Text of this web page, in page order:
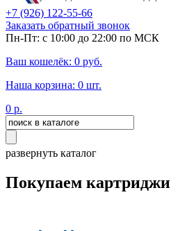
+7 (926) 122-55-66
Заказать обратный звонок
Пн-Пт: с 10:00 до 22:00 по МСК
Ваш кошелёк: 0 руб.
Наша корзина: 0 шт.
0 р.
развернуть каталог
Покупаем картриджи